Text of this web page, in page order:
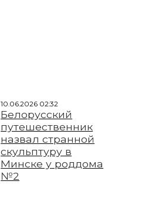
10.06.2026 02:32
Белорусский
путешественник
назвал странной
скульптуру в
Минске у роддома
№2